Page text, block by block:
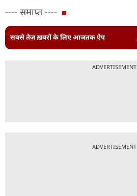
---- समाप्त ----
सबसे तेज़ ख़बरों के लिए आजतक ऐप
ADVERTISEMENT
ADVERTISEMENT